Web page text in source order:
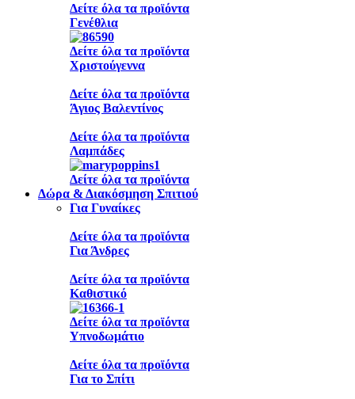
Δείτε όλα τα προϊόντα
Γενέθλια
Δείτε όλα τα προϊόντα
Χριστούγεννα
Δείτε όλα τα προϊόντα
Άγιος Βαλεντίνος
Δείτε όλα τα προϊόντα
Λαμπάδες
Δείτε όλα τα προϊόντα
Δώρα & Διακόσμηση Σπιτιού
Για Γυναίκες
Δείτε όλα τα προϊόντα
Για Άνδρες
Δείτε όλα τα προϊόντα
Καθιστικό
Δείτε όλα τα προϊόντα
Υπνοδωμάτιο
Δείτε όλα τα προϊόντα
Για το Σπίτι